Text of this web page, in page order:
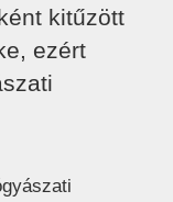
kitűzött
ezért